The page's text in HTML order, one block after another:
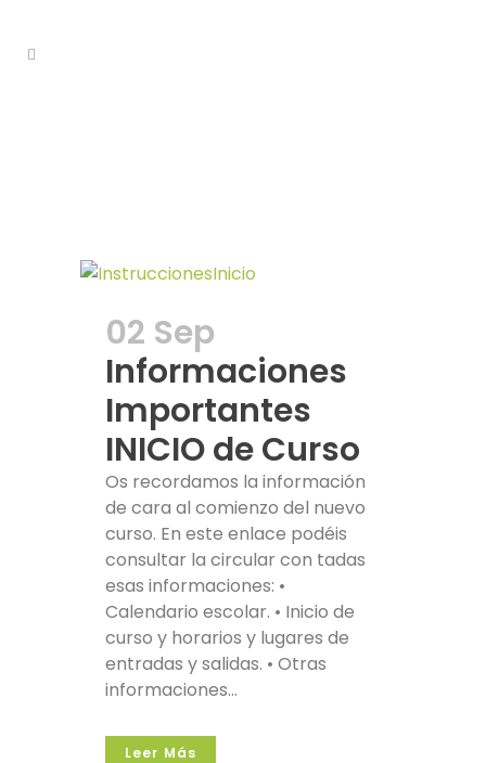
02 Sep
Informaciones
Importantes
INICIO de Curso
Os recordamos la información
de cara al comienzo del nuevo
curso. En este enlace podéis
consultar la circular con tadas
esas informaciones: •
Calendario escolar. • Inicio de
curso y horarios y lugares de
entradas y salidas. • Otras
informaciones...
Leer Más